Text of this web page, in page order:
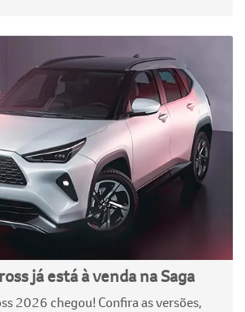
já está à venda na Saga
2026 chegou! Confira as versões,